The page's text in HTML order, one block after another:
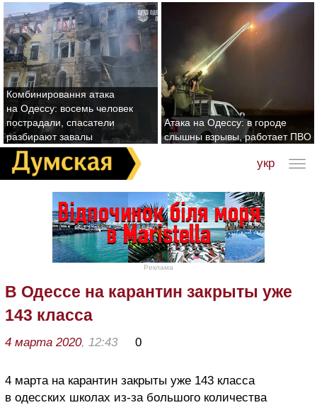
Комбинировання атака
на Одессу: восемь человек
пострадали, спасатели
разбирают завалы
Атака на Одессу: в городе
слышны взрывы, работает ПВО
укр
Реклама
В Одессе на карантин закрыты уже
143 класса
4 марта 2020, 12:43 0
4 марта на карантин закрыты уже 143 класса
в одесских школах из-за большого количества